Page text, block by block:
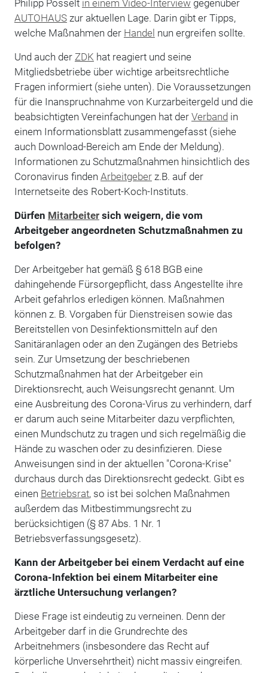
Philipp Posselt in einem Video-Interview gegenüber
AUTOHAUSzur aktuellen Lage. Darin gibt er Tipps,
welche Maßnahmen der Handel nun ergreifen sollte.
Und auch der ZDK hat reagiert und seine
Mitgliedsbetriebe über wichtige arbeitsrechtliche
Fragen informiert (siehe unten). Die Voraussetzungen
für die Inanspruchnahme von Kurzarbeitergeld und die
beabsichtigten Vereinfachungen hat der Verband in
einem Informationsblatt zusammengefasst (siehe
auch Download-Bereich am Ende der Meldung).
Informationen zu Schutzmaßnahmen hinsichtlich des
Coronavirus finden Arbeitgeberz.B. auf der
Internetseite des Robert-Koch-Instituts.
Dürfen Mitarbeitersich weigern, die vom
Arbeitgeber angeordneten Schutzmaßnahmen zu
befolgen?
Der Arbeitgeber hat gemäß § 618 BGB eine
dahingehende Fürsorgepflicht, dass Angestellte ihre
Arbeit gefahrlos erledigen können. Maßnahmen
können z. B. Vorgaben für Dienstreisen sowie das
Bereitstellen von Desinfektionsmitteln auf den
Sanitäranlagen oder an den Zugängen des Betriebs
sein. Zur Umsetzung der beschriebenen
Schutzmaßnahmen hat der Arbeitgeber ein
Direktionsrecht, auch Weisungsrecht genannt. Um
eine Ausbreitung des Corona-Virus zu verhindern, darf
er darum auch seine Mitarbeiter dazu verpflichten,
einen Mundschutz zu tragen und sich regelmäßig die
Hände zu waschen oder zu desinfizieren. Diese
Anweisungen sind in der aktuellen "Corona-Krise"
durchaus durch das Direktionsrecht gedeckt. Gibt es
einen Betriebsrat, so ist bei solchen Maßnahmen
außerdem das Mitbestimmungsrecht zu
berücksichtigen (§ 87 Abs. 1 Nr. 1
Betriebsverfassungsgesetz).
Kann der Arbeitgeber bei einem Verdacht auf eine
Corona-Infektion bei einem Mitarbeiter eine
ärztliche Untersuchung verlangen?
Diese Frage ist eindeutig zu verneinen. Denn der
Arbeitgeber darf in die Grundrechte des
Arbeitnehmers (insbesondere das Recht auf
körperliche Unversehrtheit) nicht massiv eingreifen.